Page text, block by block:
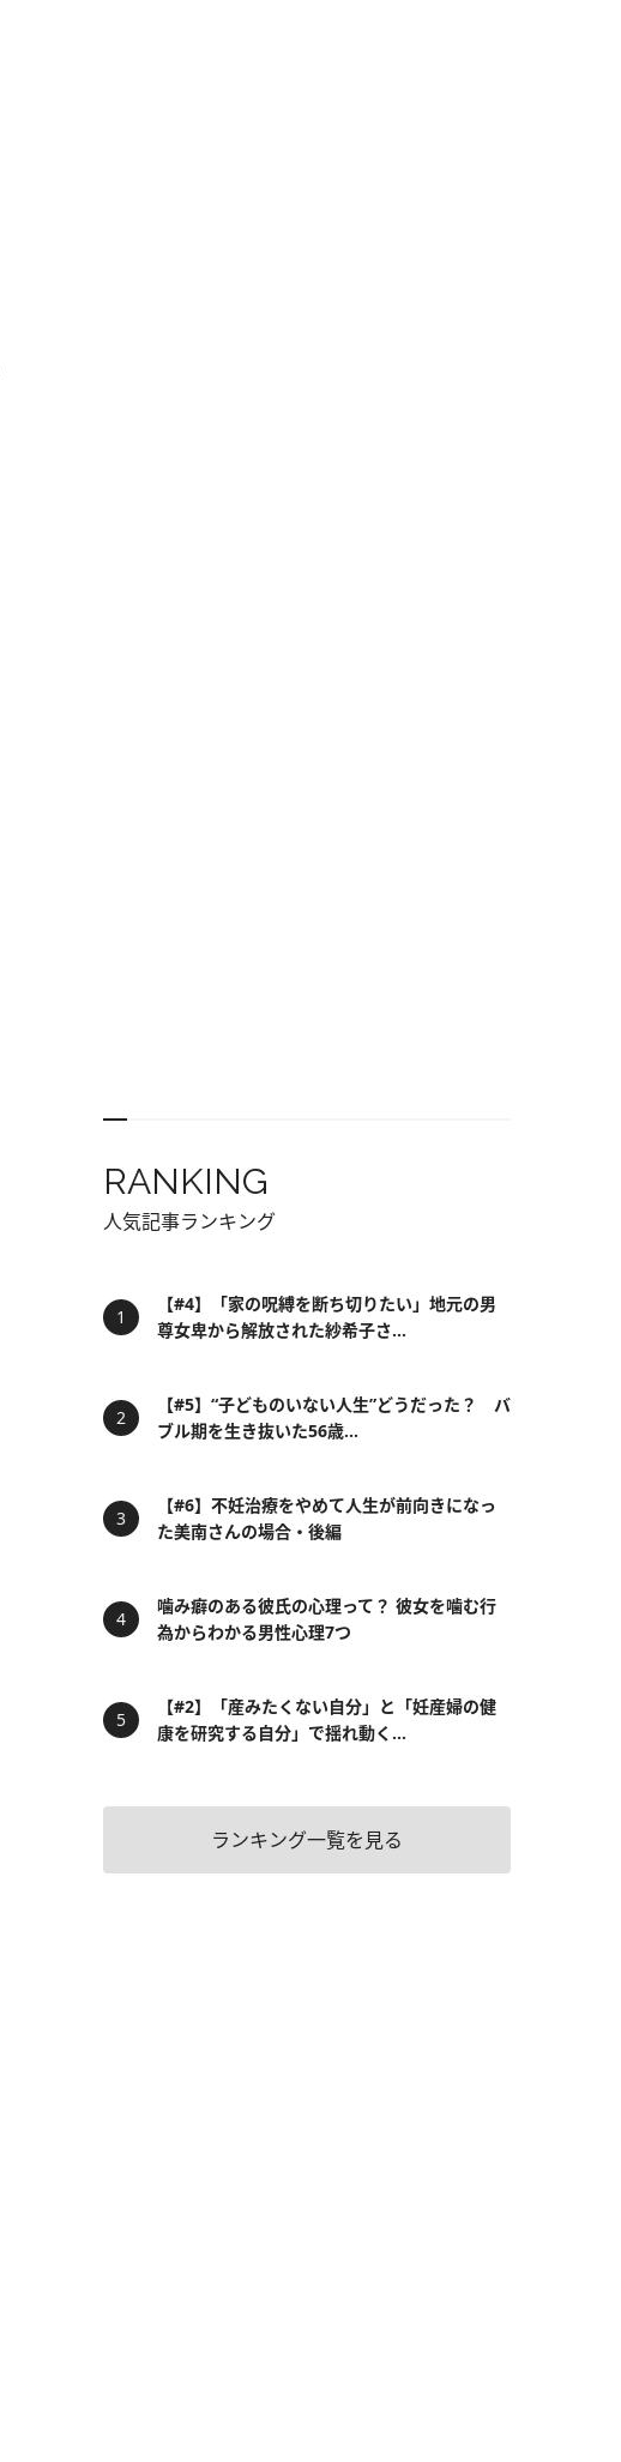
RANKING
人気記事ランキング
【#4】「家の呪縛を断ち切りたい」地元の男
尊女卑から解放された紗希子さ...
【#5】“子どものいない人生”どうだった？ バ
ブル期を生き抜いた56歳...
【#6】不妊治療をやめて人生が前向きになっ
た美南さんの場合・後編
噛み癖のある彼氏の心理って？ 彼女を噛む行
為からわかる男性心理7つ
【#2】「産みたくない自分」と「妊産婦の健
康を研究する自分」で揺れ動く...
ランキング一覧を見る